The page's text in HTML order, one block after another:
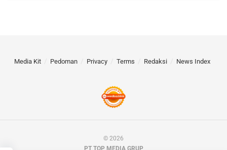
Media Kit Pedoman Privacy Terms Redaksi News Index
© 2026
PT TOP MEDIA GRUP